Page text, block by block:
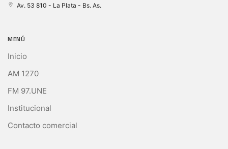
Av. 53 810 - La Plata - Bs. As.
MENÚ
Inicio
AM 1270
FM 97.UNE
Institucional
Contacto comercial